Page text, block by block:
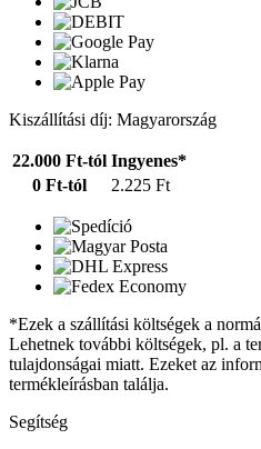
Kiszállítási díj: Magyarország
22.000 Ft-tól Ingyenes*
0 Ft-tól
2.225 Ft
*Ezek a szállítási költségek a
Lehetnek további költségek, pl. a
tulajdonságai miatt. Ezeket az
termékleírásban találja.
Segítség